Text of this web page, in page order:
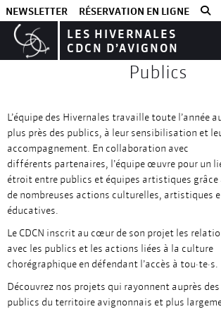
NEWSLETTER RÉSERVATION EN LIGNE
LES HIVERNALES
CDCN D’AVIGNON
Publics
L’équipe des Hivernales travaille toute l’année
plus près des publics, à leur sensibilisation et
accompagnement. En collaboration avec
différents partenaires, l’équipe œuvre pour un
étroit entre publics et équipes artistiques grâce
de nombreuses actions culturelles, artistiques
éducatives.
Le CDCN inscrit au cœur de son projet les
avec les publics et les actions liées à la culture
chorégraphique en défendant l’accès à tou·te·s.
Découvrez nos projets qui rayonnent auprès des
publics du territoire avignonnais et plus